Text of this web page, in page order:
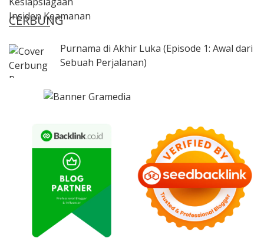
CERBUNG
Purnama di Akhir Luka (Episode 1: Awal dari
Sebuah Perjalanan)